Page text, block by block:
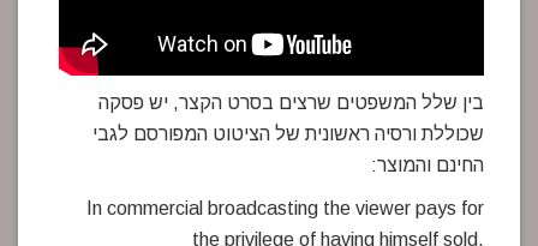
בין שלל המשפטים שרצים בסרט הקצר, יש פסקה
שכוללת ורסיה ראשונית של הציטוט המפורסם לגבי
החינם והמוצר:
In commercial broadcasting the viewer pays for
the privilege of having himself sold.